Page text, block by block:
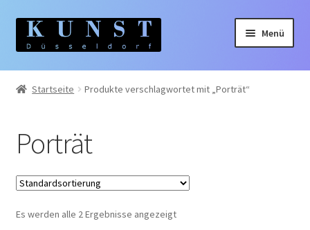
Zur
Navigation
Zum
Inhalt
Menü
Home
Künstler:innen
Themen
Startseite Produkte verschlagwortet mit „Porträt“
Porträt
Es werden alle 2 Ergebnisse angezeigt